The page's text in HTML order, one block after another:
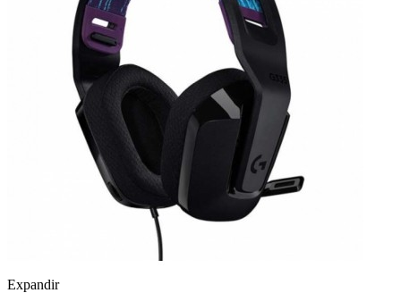
Expandir